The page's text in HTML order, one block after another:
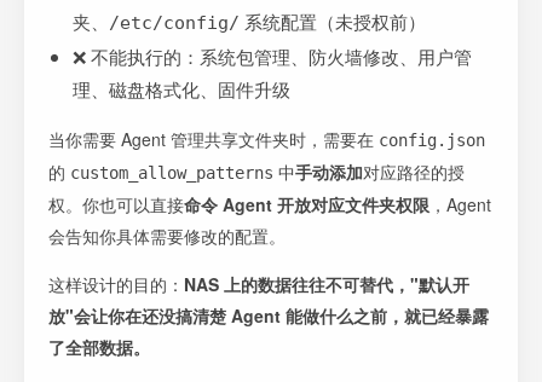
夹、
/etc/config/ 系统配置（未授权前）
❌ 不能执行的：系统包管理、防火墙修改、用户管
理、磁盘格式化、固件升级
当你需要 Agent 管理共享文件夹时，需要在 config.json
的 custom_allow_patterns 中手动添加对应路径的授
权。你也可以直接命令 Agent 开放对应文件夹权限 ，Agent
会告知你具体需要修改的配置。
这样设计的目的： NAS 上的数据往往不可替代，"默认开
放"会让你在还没搞清楚 Agent 能做什么之前，就已经暴露
了全部数据。